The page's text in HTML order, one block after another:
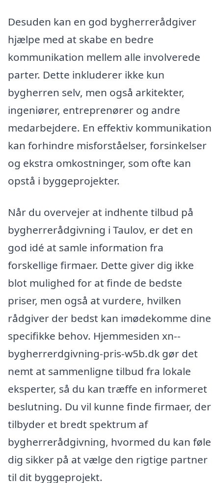
Desuden kan en god bygherrerådgiver
hjælpe med at skabe en bedre
kommunikation mellem alle involverede
parter. Dette inkluderer ikke kun
bygherren selv, men også arkitekter,
ingeniører, entreprenører og andre
medarbejdere. En effektiv kommunikation
kan forhindre misforståelser, forsinkelser
og ekstra omkostninger, som ofte kan
opstå i byggeprojekter.
Når du overvejer at indhente tilbud på
bygherrerådgivning i Taulov, er det en
god idé at samle information fra
forskellige firmaer. Dette giver dig ikke
blot mulighed for at finde de bedste
priser, men også at vurdere, hvilken
rådgiver der bedst kan imødekomme dine
specifikke behov. Hjemmesiden xn--
bygherrerdgivning-pris-w5b.dk gør det
nemt at sammenligne tilbud fra lokale
eksperter, så du kan træffe en informeret
beslutning. Du vil kunne finde firmaer, der
tilbyder et bredt spektrum af
bygherrerådgivning, hvormed du kan føle
dig sikker på at vælge den rigtige partner
til dit byggeprojekt.